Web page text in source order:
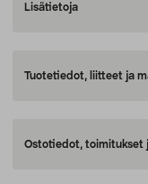
Lisätietoja
Tuotetiedot, liitteet ja
Ostotiedot, toimitukset